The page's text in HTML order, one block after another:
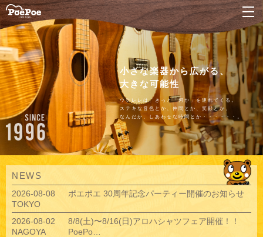
ナ
小さな楽器から広がる、
大きな可能性
ウクレレは、きっと「何か」を連れてくる。
ステキな音色とか、仲間とか、笑顔とか、
なんだか、しあわせな時間とか・・・・・・。
NEWS
2026-08-08
TOKYO
ポエポエ 30周年記念パーティー開催のお知らせ
2026-08-02
NAGOYA
8/8(土)〜8/16(日)アロハシャツフェア開催！！
PoePo…